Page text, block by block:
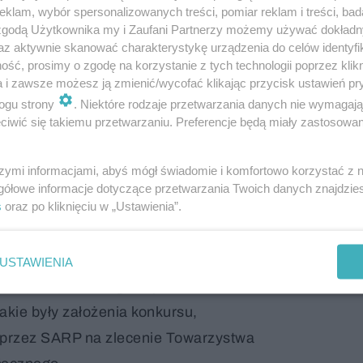
z blachy, obszerne balkony, a nawet tarasy, 100-
Plac zabaw, stoły sąsiedzkie, większość
deszczowe i widok na historyczną zabudowę
TBS przy ulicy Kosmicznej w Giszowcu. To projekt
roku przez Kingę Bączyk i Magdalenę Orzeł-
- przekazanie kluczy lokatorom.
charakteryzującym się szerokim
były założenia konkursu,
SARP na zlecenie Towarzystwa
wybór spersonalizowanych treści, pomiar reklam i treści,
Użytkownika my i Zaufani Partnerzy możemy używać
aktywnie skanować charakterystykę urządzenia do celów
prosimy o zgodę na korzystanie z tych technologii poprzez
i zawsze możesz ją zmienić/wycofać klikając przycisk ustawień
strony
. Niektóre rodzaje przetwarzania danych nie
się takiemu przetwarzaniu. Preferencje będą miały
informacjami, abyś mógł świadomie i komfortowo korzystać z
informacje dotyczące przetwarzania Twoich danych
oraz po kliknięciu w „Ustawienia”.
USTAWIENIA